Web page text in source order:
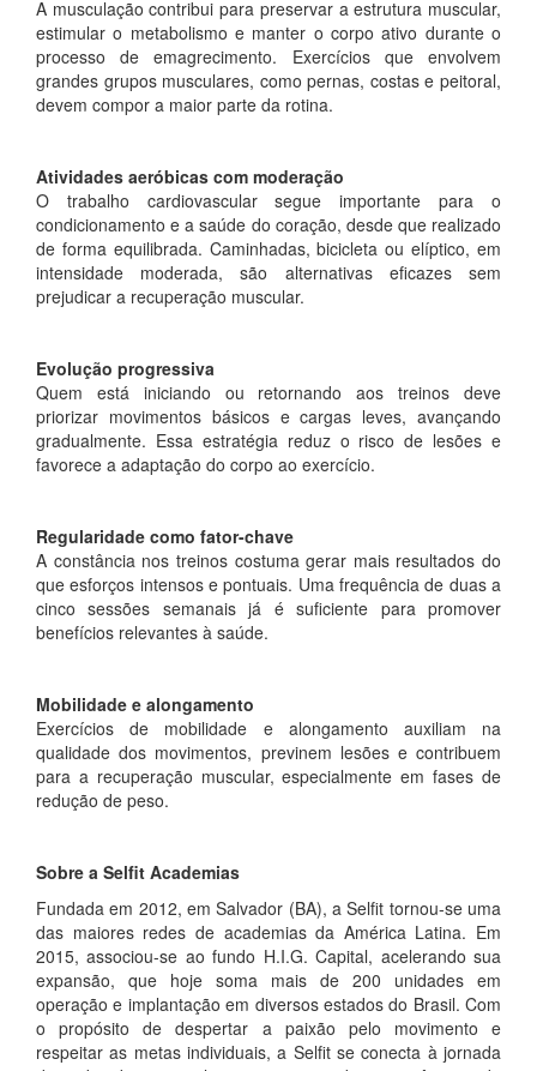
A musculação contribui para preservar a estrutura muscular,
estimular o metabolismo e manter o corpo ativo durante o
processo de emagrecimento. Exercícios que envolvem
grandes grupos musculares, como pernas, costas e peitoral,
devem compor a maior parte da rotina.
Atividades aeróbicas com moderação
O trabalho cardiovascular segue importante para o
condicionamento e a saúde do coração, desde que realizado
de forma equilibrada. Caminhadas, bicicleta ou elíptico, em
intensidade moderada, são alternativas eficazes sem
prejudicar a recuperação muscular.
Evolução progressiva
Quem está iniciando ou retornando aos treinos deve
priorizar movimentos básicos e cargas leves, avançando
gradualmente. Essa estratégia reduz o risco de lesões e
favorece a adaptação do corpo ao exercício.
Regularidade como fator-chave
A constância nos treinos costuma gerar mais resultados do
que esforços intensos e pontuais. Uma frequência de duas a
cinco sessões semanais já é suficiente para promover
benefícios relevantes à saúde.
Mobilidade e alongamento
Exercícios de mobilidade e alongamento auxiliam na
qualidade dos movimentos, previnem lesões e contribuem
para a recuperação muscular, especialmente em fases de
redução de peso.
Sobre a Selfit Academias
Fundada em 2012, em Salvador (BA), a Selfit tornou-se uma
das maiores redes de academias da América Latina. Em
2015, associou-se ao fundo H.I.G. Capital, acelerando sua
expansão, que hoje soma mais de 200 unidades em
operação e implantação em diversos estados do Brasil. Com
o propósito de despertar a paixão pelo movimento e
respeitar as metas individuais, a Selfit se conecta à jornada